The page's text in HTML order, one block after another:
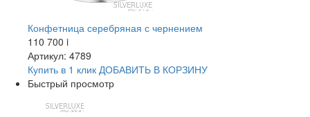
Конфетница серебряная с чернением
110 700 i
Артикул: 4789
Купить в 1 клик ДОБАВИТЬ В КОРЗИНУ
Быстрый просмотр